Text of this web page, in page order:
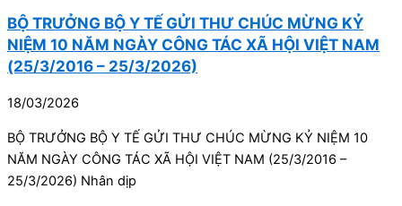
BỘ TRƯỞNG BỘ Y TẾ GỬI THƯ CHÚC MỪNG KỶ
NIỆM 10 NĂM NGÀY CÔNG TÁC XÃ HỘI VIỆT NAM
(25/3/2016 – 25/3/2026)
18/03/2026
BỘ TRƯỞNG BỘ Y TẾ GỬI THƯ CHÚC MỪNG KỶ NIỆM 10
NĂM NGÀY CÔNG TÁC XÃ HỘI VIỆT NAM (25/3/2016 –
25/3/2026) Nhân dịp